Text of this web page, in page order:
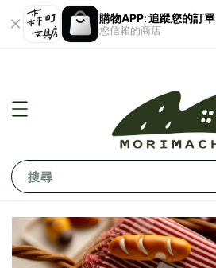
購物APP: 追蹤您的訂單
您信賴的商店
搜尋